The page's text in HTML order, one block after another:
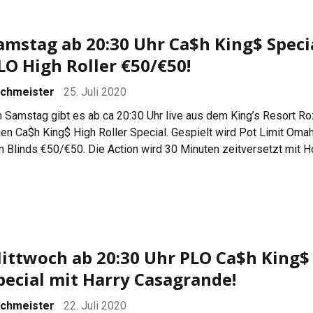
ab 20:30 Uhr Ca$h King$
High Roller €50/€50!
25. Juli 2020
Samstag gibt es ab ca 20:30 Uhr live aus dem King’s Resort
Ca$h King$ High Roller Special. Gespielt wird Pot Limit
Blinds €50/€50. Die Action wird 30 Minuten zeitversetzt mit
ab 20:30 Uhr PLO Ca$h King$
mit Harry Casagrande!
22. Juli 2020